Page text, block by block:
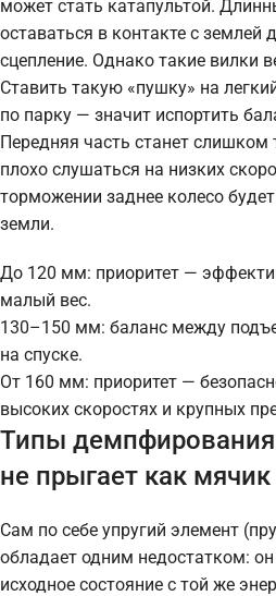
может стать катапультой.
оставаться в контакте с землей
сцепление. Однако такие вилки
Ставить такую «пушку» на
по парку — значит испортить
Передняя часть станет слишком
плохо слушаться на низких
торможении заднее колесо
земли.
До 120 мм: приоритет —
малый вес.
130–150 мм: баланс между
на спуске.
От 160 мм: приоритет —
высоких скоростях и крупных
Типы
не прыгает как мячик
Сам по себе упругий элемент
обладает одним недостатком:
исходное состояние с той же